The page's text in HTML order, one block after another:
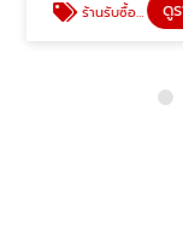
ร้านรับซื้อทองให้ราคาสูง ใกล้ฉัน